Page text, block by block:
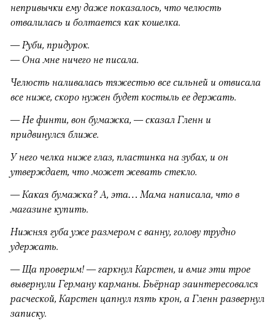
непривычки ему даже показалось, что челюсть
отвалилась и болтается как кошелка.
— Руби, придурок.
— Она мне ничего не писала.
Челюсть наливалась тяжестью все сильней и отвисала
все ниже, скоро нужен будет костыль ее держать.
— Не финти, вон бумажка, — сказал Гленн и
придвинулся ближе.
У него челка ниже глаз, пластинка на зубах, и он
утверждает, что может жевать стекло.
— Какая бумажка? А, эта… Мама написала, что в
магазине купить.
Нижняя губа уже размером с ванну, голову трудно
удержать.
— Ща проверим! — гаркнул Карстен, и вмиг эти трое
вывернули Герману карманы. Бьёрнар заинтересовался
расческой, Карстен цапнул пять крон, а Гленн развернул
записку.